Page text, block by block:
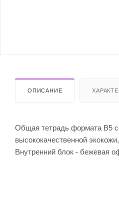
ОПИСАНИЕ
Общая тетрадь формата В5
высококачественной
Внутренний блок - бежевая